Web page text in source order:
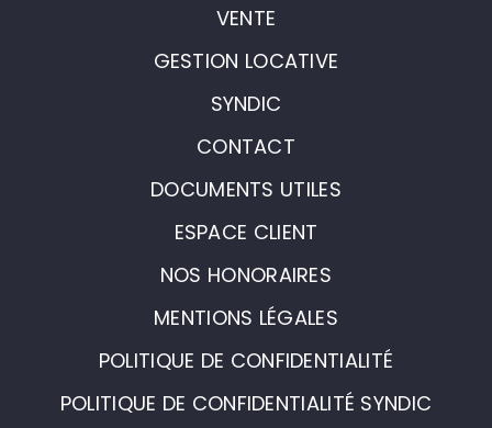
VENTE
GESTION LOCATIVE
SYNDIC
CONTACT
DOCUMENTS UTILES
ESPACE CLIENT
NOS HONORAIRES
MENTIONS LÉGALES
POLITIQUE DE CONFIDENTIALITÉ
POLITIQUE DE CONFIDENTIALITÉ SYNDIC